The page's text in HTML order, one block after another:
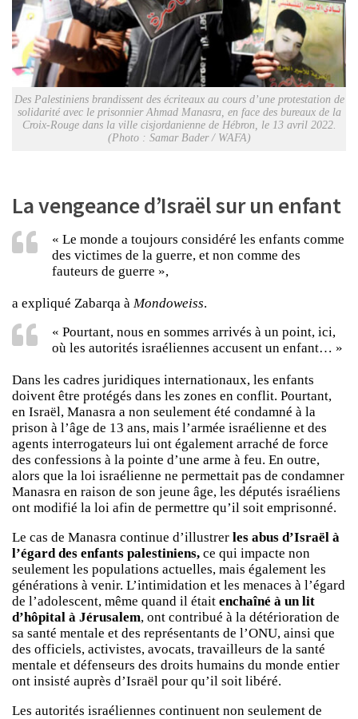
Des Palestiniens brandissent des écriteaux au cours d’une protestation de
solidarité avec le prisonnier Ahmad Manasra, en face des bureaux de la
Croix-Rouge dans la ville cisjordanienne de Hébron, le 13 avril 2022.
(Photo : Samar Bader / WAFA)
La vengeance d’Israël sur un enfant
« Le monde a toujours considéré les enfants comme
des victimes de la guerre, et non comme des
fauteurs de guerre »,
a expliqué Zabarqa à Mondoweiss.
« Pourtant, nous en sommes arrivés à un point, ici,
où les autorités israéliennes accusent un enfant… »
Dans les cadres juridiques internationaux, les enfants
doivent être protégés dans les zones en conflit. Pourtant,
en Israël, Manasra a non seulement été condamné à la
prison à l’âge de 13 ans, mais l’armée israélienne et des
agents interrogateurs lui ont également arraché de force
des confessions à la pointe d’une arme à feu. En outre,
alors que la loi israélienne ne permettait pas de condamner
Manasra en raison de son jeune âge, les députés israéliens
ont modifié la loi afin de permettre qu’il soit emprisonné.
Le cas de Manasra continue d’illustrer les abus d’Israël à
l’égard des enfants palestiniens, ce qui impacte non
seulement les populations actuelles, mais également les
générations à venir. L’intimidation et les menaces à l’égard
de l’adolescent, même quand il était enchaîné à un lit
d’hôpital à Jérusalem, ont contribué à la détérioration de
sa santé mentale et des représentants de l’ONU, ainsi que
des officiels, activistes, avocats, travailleurs de la santé
mentale et défenseurs des droits humains du monde entier
ont insisté auprès d’Israël pour qu’il soit libéré.
Les autorités israéliennes continuent non seulement de